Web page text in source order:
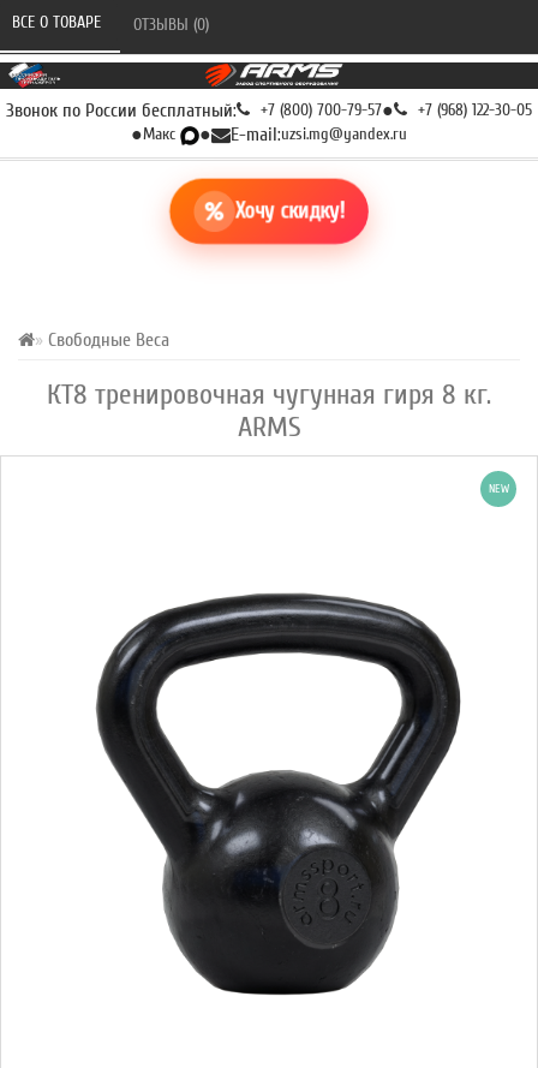
Звонок по России бесплатный: +7 (800) 700-79-57● +7 (968) 122-30-05
●Макс ● E-mail:uzsi.mg@yandex.ru
Хочу скидку!
Свободные Веса
КТ8 тренировочная чугунная гиря 8 кг.
ARMS
ВСЕ О ТОВАРЕ ОТЗЫВЫ (0)
NEW